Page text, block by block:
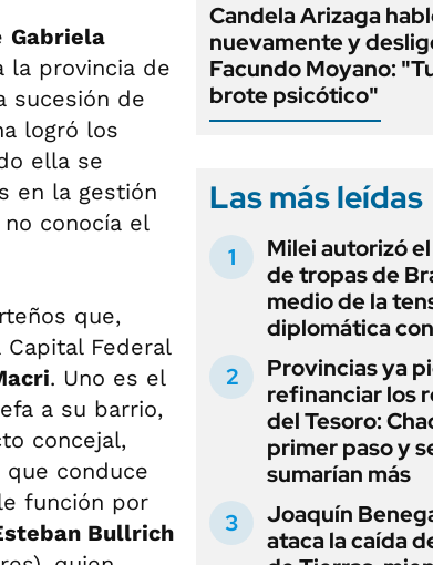
Gabriela
la provincia de
sucesión de
logró los
ella se
en la gestión
conocía el
que,
Federal
. Uno es el
a su barrio,
concejal,
que conduce
función por
Bullrich
Candela Arizaga
nuevamente y
Facundo Moyano:
brote psicótico"
Las más leídas
Milei autorizó
de tropas de
medio de la
diplomática
Provincias ya
refinanciar los
del Tesoro:
primer paso y
sumarían más
Joaquín
ataca la caída